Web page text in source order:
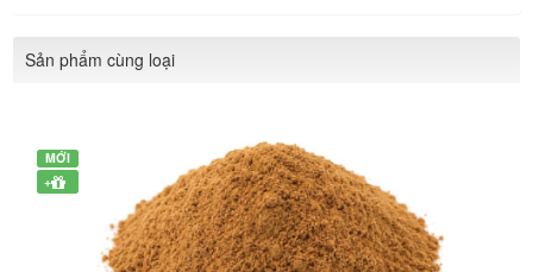
Sản phẩm cùng loại
MỚI
+